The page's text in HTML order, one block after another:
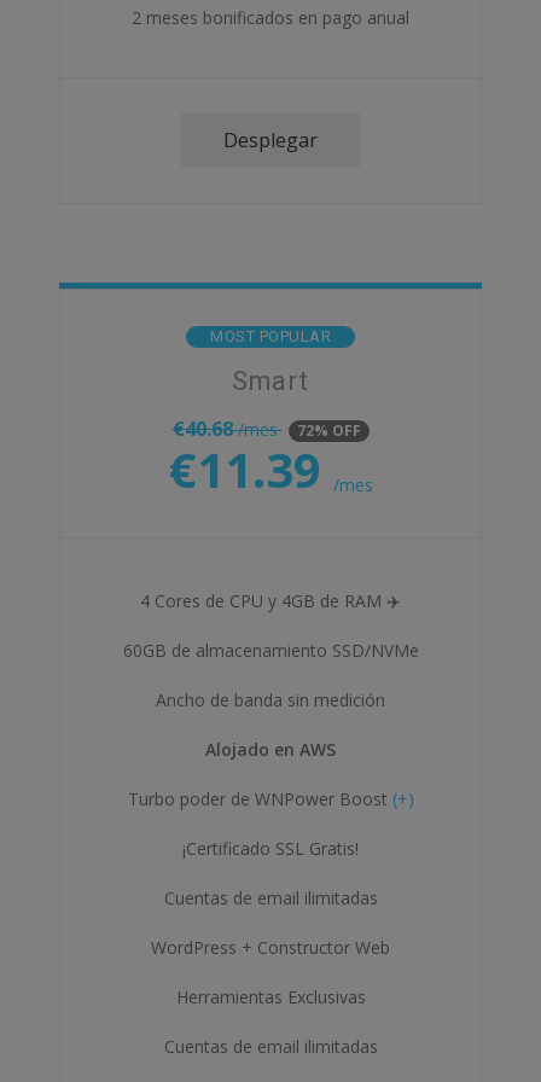
2 meses bonificados en pago anual
Desplegar
MOST POPULAR
Smart
€40.68/mes 72% OFF
€11.39 /mes
4 Cores de CPU y 4GB de RAM ✈️
60GB de almacenamiento SSD/NVMe
Ancho de banda sin medición
Alojado en AWS
Turbo poder de WNPower Boost (+)
¡Certificado SSL Gratis!
Cuentas de email ilimitadas
WordPress + Constructor Web
Herramientas Exclusivas
Cuentas de email ilimitadas